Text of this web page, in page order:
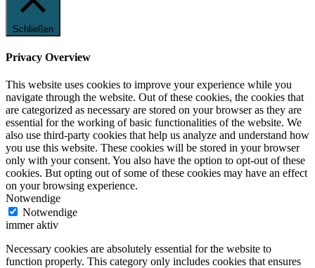
Schließen
Privacy Overview
This website uses cookies to improve your experience while you
navigate through the website. Out of these cookies, the cookies that
are categorized as necessary are stored on your browser as they are
essential for the working of basic functionalities of the website. We
also use third-party cookies that help us analyze and understand how
you use this website. These cookies will be stored in your browser
only with your consent. You also have the option to opt-out of these
cookies. But opting out of some of these cookies may have an effect
on your browsing experience.
Notwendige
Notwendige
immer aktiv
Necessary cookies are absolutely essential for the website to
function properly. This category only includes cookies that ensures